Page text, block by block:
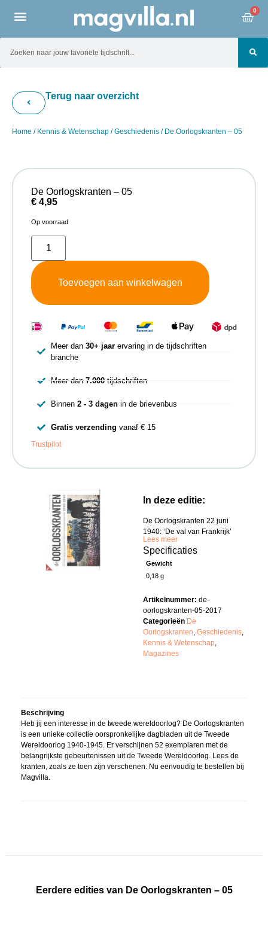
0
Terug naar overzicht
Home / Kennis & Wetenschap /Geschiedenis / De Oorlogskranten – 05
In deze editie:
De Oorlogskranten 22 juni
1940: ‘De val van Frankrijk’
Lees meer
Specificaties
Gewicht
0,18 g
Artikelnummer: de-
oorlogskranten-05-2017
Categorieën De
Oorlogskranten, Geschiedenis,
Kennis & Wetenschap,
Magazines
Beschrijving
Heb jij een interesse in de tweede wereldoorlog? De Oorlogskranten
is een unieke collectie oorspronkelijke dagbladen uit de Tweede
Wereldoorlog 1940-1945. Er verschijnen 52 exemplaren met de
belangrijkste gebeurtenissen uit de Tweede Wereldoorlog. Lees de
kranten, zoals ze toen zijn verschenen. Nu eenvoudig te bestellen bij
Magvilla.
De Oorlogskranten – 05
€ 4,95
Op voorraad
Toevoegen aan winkelwagen
Meer dan 30+ jaarervaring in de tijdschriften
branche
Meer dan 7.000tijdschriften
Binnen 2 - 3 dagenin de brievenbus
Gratis verzending vanaf € 15
Trustpilot
Eerdere edities van De Oorlogskranten – 05